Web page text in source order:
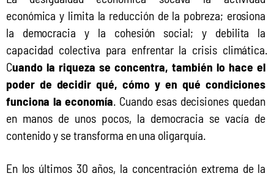
económica y limita la reducción de la pobreza; erosiona
la democracia y la cohesión social; y debilita la
capacidad colectiva para enfrentar la crisis climática.
Cuando la riqueza se concentra, también lo hace el
poder de decidir qué, cómo y en qué condiciones
funciona la economía. Cuando esas decisiones quedan
en manos de unos pocos, la democracia se vacía de
contenido y se transforma en una oligarquía.
En los últimos 30 años, la concentración extrema de la